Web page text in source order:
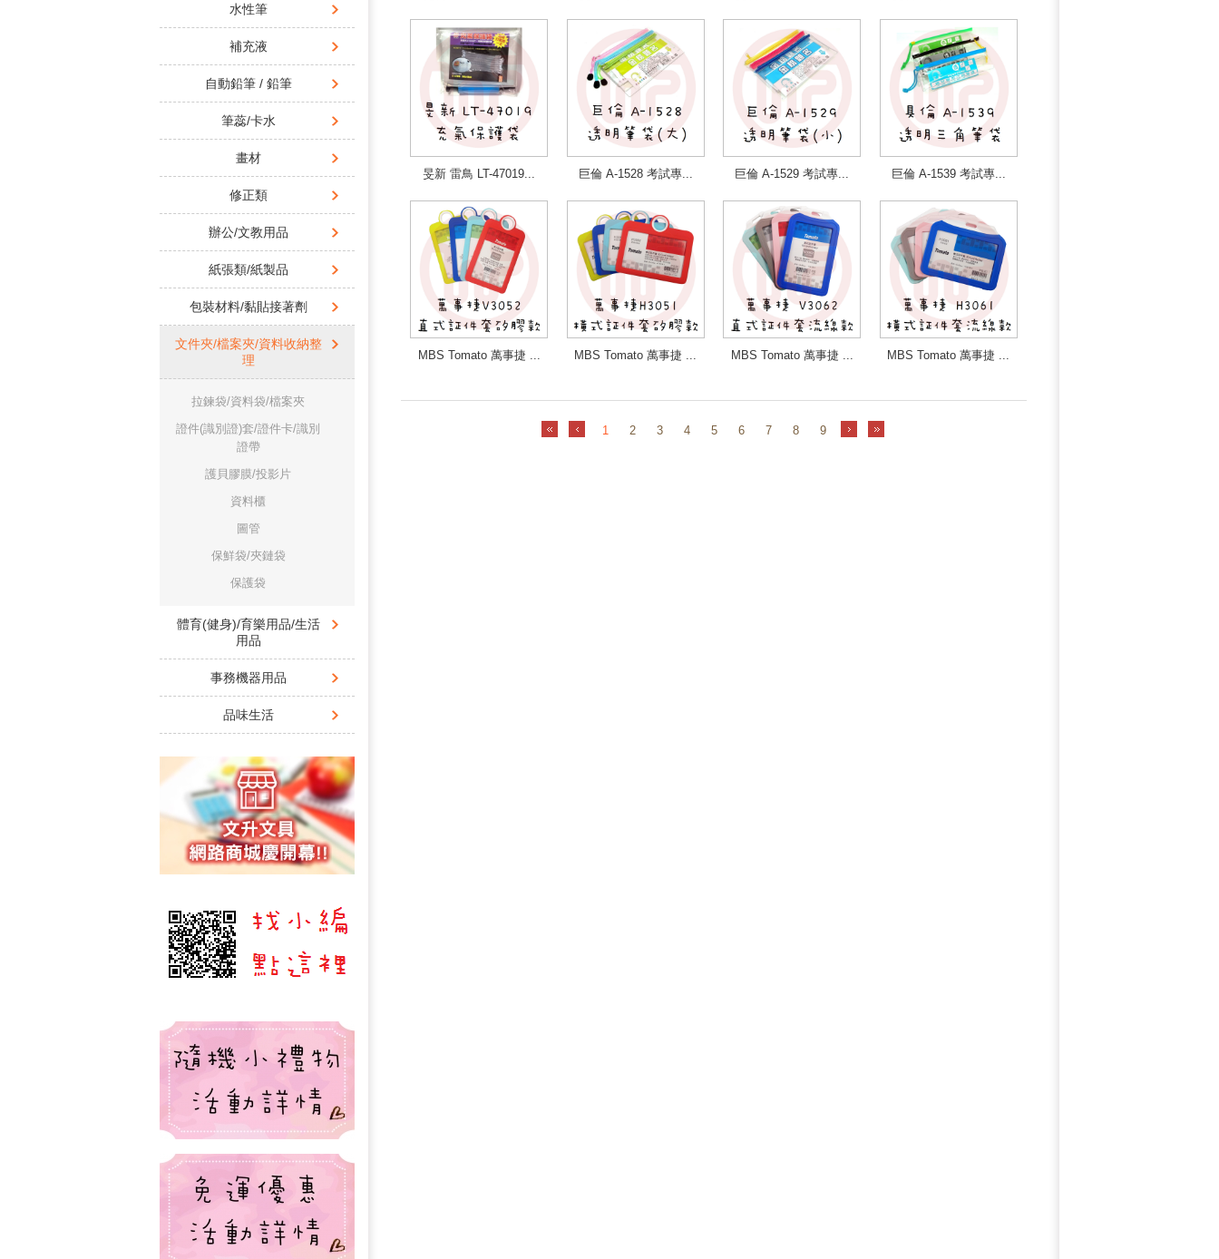
水性筆
補充液
自動鉛筆 / 鉛筆
筆蕊/卡水
畫材
修正類
辦公/文教用品
紙張類/紙製品
包裝材料/黏貼接著劑
文件夾/檔案夾/資料收納整
理
拉鍊袋/資料袋/檔案夾
證件(識別證)套/證件卡/識別
證帶
護貝膠膜/投影片
資料櫃
圖管
保鮮袋/夾鏈袋
保護袋
體育(健身)/育樂用品/生活
用品
事務機器用品
品味生活
旻新 雷鳥 LT-47019... 巨倫 A-1528 考試專... 巨倫 A-1529 考試專... 巨倫 A-1539 考試專...
MBS Tomato 萬事捷 ... MBS Tomato 萬事捷 ... MBS Tomato 萬事捷 ... MBS Tomato 萬事捷 ...
1 2 3 4 5 6 7 8 9